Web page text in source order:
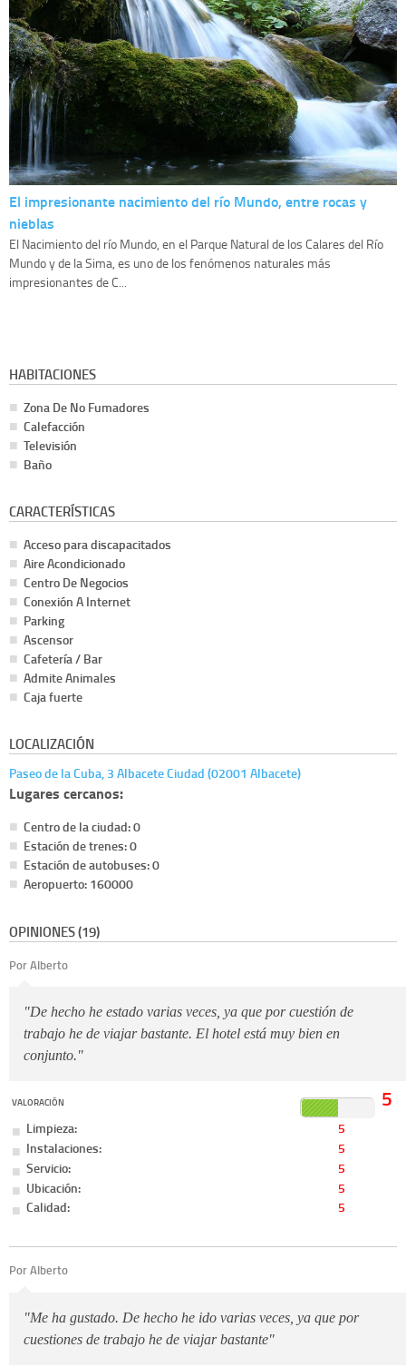
El impresionante nacimiento del río Mundo, entre rocas y
nieblas
El Nacimiento del río Mundo, en el Parque Natural de los Calares del Río
Mundo y de la Sima, es uno de los fenómenos naturales más
impresionantes de C...
HABITACIONES
Zona De No Fumadores
Calefacción
Televisión
Baño
CARACTERÍSTICAS
Acceso para discapacitados
Aire Acondicionado
Centro De Negocios
Conexión A Internet
Parking
Ascensor
Cafetería / Bar
Admite Animales
Caja fuerte
LOCALIZACIÓN
Paseo de la Cuba, 3 Albacete Ciudad (02001 Albacete)
Lugares cercanos:
Centro de la ciudad: 0
Estación de trenes: 0
Estación de autobuses: 0
Aeropuerto: 160000
OPINIONES (19)
Por Alberto
"De hecho he estado varias veces, ya que por cuestión de
trabajo he de viajar bastante. El hotel está muy bien en
conjunto."
VALORACIÓN 5
Limpieza:
5
Instalaciones:
5
Servicio:
5
Ubicación:
5
Calidad:
5
Por Alberto
"Me ha gustado. De hecho he ido varias veces, ya que por
cuestiones de trabajo he de viajar bastante"